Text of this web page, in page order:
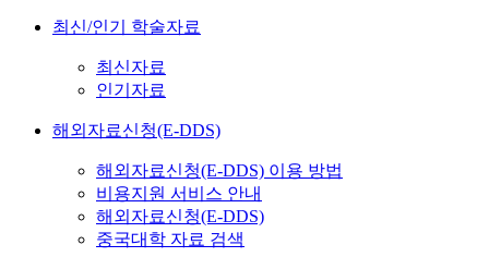
최신/인기 학술자료
최신자료
인기자료
해외자료신청(E-DDS)
해외자료신청(E-DDS) 이용 방법
비용지원 서비스 안내
해외자료신청(E-DDS)
중국대학 자료 검색